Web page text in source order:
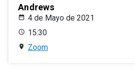
Andrews
4 de Mayo de 2021
15:30
Zoom